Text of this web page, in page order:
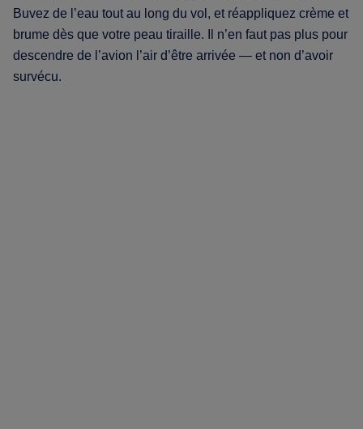
Buvez de l’eau tout au long du vol, et réappliquez crème et
brume dès que votre peau tiraille. Il n’en faut pas plus pour
descendre de l’avion l’air d’être arrivée — et non d’avoir
survécu.